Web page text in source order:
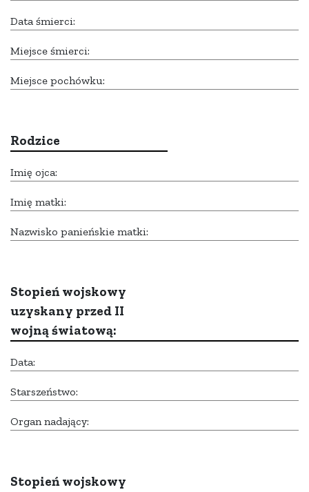
Data śmierci:
Miejsce śmierci:
Miejsce pochówku:
Rodzice
Imię ojca:
Imię matki:
Nazwisko panieńskie matki:
Stopień wojskowy
uzyskany przed II
wojną światową:
Data:
Starszeństwo:
Organ nadający:
Stopień wojskowy